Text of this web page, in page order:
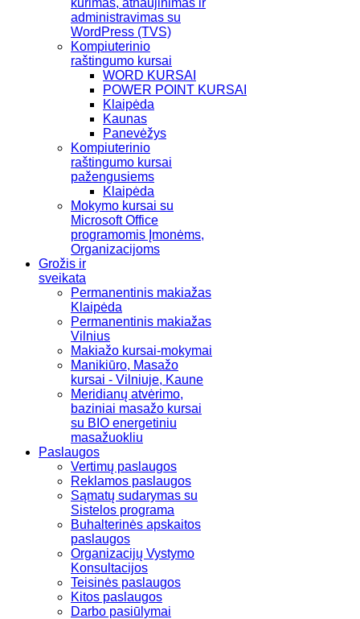
kūrimas, atnaujinimas ir
administravimas su
WordPress (TVS)
Kompiuterinio
raštingumo kursai
WORD KURSAI
POWER POINT KURSAI
Klaipėda
Kaunas
Panevėžys
Kompiuterinio
raštingumo kursai
pažengusiems
Klaipėda
Mokymo kursai su
Microsoft Office
programomis Įmonėms,
Organizacijoms
Grožis ir
sveikata
Permanentinis makiažas
Klaipėda
Permanentinis makiažas
Vilnius
Makiažo kursai-mokymai
Manikiūro, Masažo
kursai - Vilniuje, Kaune
Meridianų atvėrimo,
baziniai masažo kursai
su BIO energetiniu
masažuokliu
Paslaugos
Vertimų paslaugos
Reklamos paslaugos
Sąmatų sudarymas su
Sistelos programa
Buhalterinės apskaitos
paslaugos
Organizacijų Vystymo
Konsultacijos
Teisinės paslaugos
Kitos paslaugos
Darbo pasiūlymai